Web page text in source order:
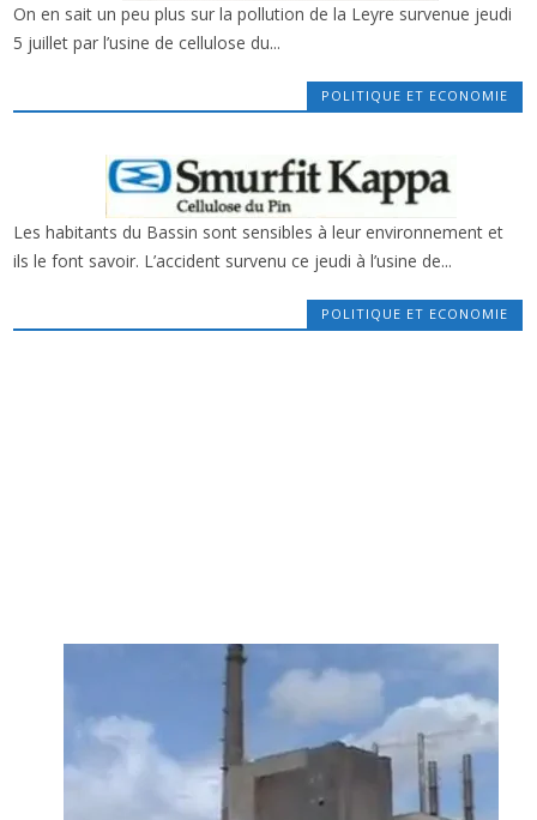
POLLUTION DE LA LEYRE : FIN DES TRACES
VISIBLES, MAIS L’USINE SMURFIT EST
x
On en sait un peu plus sur la pollution de la Leyre survenue jeudi
5 juillet par l’usine de cellulose du...
POLITIQUE ET ECONOMIE
POLLUTION DE LA LEYRE PAR SMURFIT :
APRÈS LES OSTRÉICULTEURS, PÊCHEURS ET
x
Les habitants du Bassin sont sensibles à leur environnement et
ils le font savoir. L’accident survenu ce jeudi à l’usine de...
POLITIQUE ET ECONOMIE